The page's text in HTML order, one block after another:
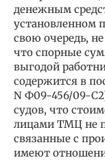
денежным
установленном
свою очередь,
что спорные
выгодой
содержится в
N Ф09-456/09-
судов, что
лицами ТМЦ не
связанные с
имеют